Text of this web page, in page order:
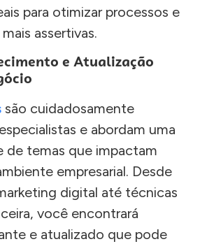
para otimizar processos e
assertivas.
e Atualização
são cuidadosamente
e abordam uma
de temas que impactam
empresarial. Desde
digital até técnicas
você encontrará
e atualizado que pode